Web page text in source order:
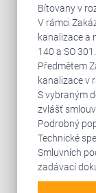
Bítovany v
V rámci
kanalizace a
140 a SO 301.
Předmětem
kanalizace v
S vybraným
zvlášť
Podrobný
Technické
Smluvních
zadávací